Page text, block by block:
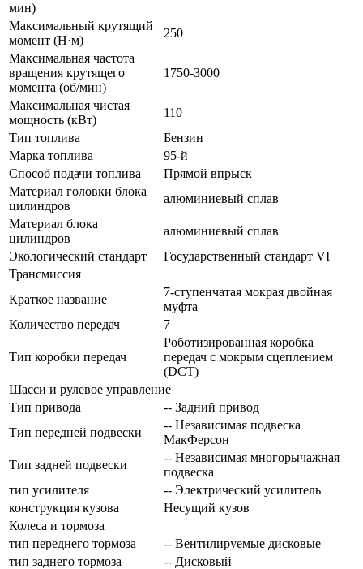
мин)
Максимальный крутящий
момент (Н·м)
250
Максимальная частота
вращения крутящего
момента (об/мин)
1750-3000
Максимальная чистая
мощность (кВт)
110
Тип топлива
Бензин
Марка топлива
95-й
Способ подачи топлива
Прямой впрыск
Материал головки блока
цилиндров
алюминиевый сплав
Материал блока
цилиндров
алюминиевый сплав
Экологический стандарт
Государственный стандарт VI
Трансмиссия
Краткое название
7-ступенчатая мокрая двойная
муфта
Количество передач
7
Тип коробки передач
Роботизированная коробка
передач с мокрым сцеплением
(DCT)
Шасси и рулевое управление
Тип привода
-- Задний привод
Тип передней подвески
-- Независимая подвеска
МакФерсон
Тип задней подвески
-- Независимая многорычажная
подвеска
тип усилителя
-- Электрический усилитель
конструкция кузова
Несущий кузов
Колеса и тормоза
тип переднего тормоза
-- Вентилируемые дисковые
тип заднего тормоза
-- Дисковый